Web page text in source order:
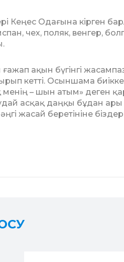
Кеңес Одағына кір­ген
чех, поляк, венгер,
ақын бүгінгі
кетті. Осын­шама
– шын атым» деген
асқақ даңқы бұдан
жасай беретініне